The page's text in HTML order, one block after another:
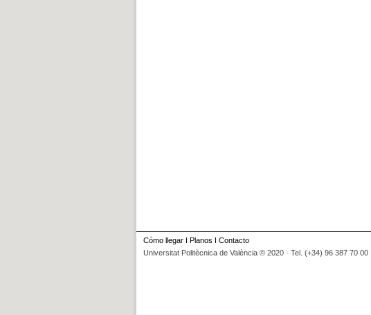
Cómo llegar I Planos I Contacto
Universitat Politècnica de València © 2020 · Tel. (+34) 96 387 70 00